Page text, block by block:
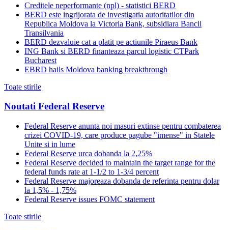
Creditele neperformante (npl) - statistici BERD
BERD este ingrijorata de investigatia autoritatilor din
Republica Moldova la Victoria Bank, subsidiara Bancii
Transilvania
BERD dezvaluie cat a platit pe actiunile Piraeus Bank
ING Bank si BERD finanteaza parcul logistic CTPark
Bucharest
EBRD hails Moldova banking breakthrough
Toate stirile
Noutati Federal Reserve
Federal Reserve anunta noi masuri extinse pentru combaterea
crizei COVID-19, care produce pagube "imense" in Statele
Unite si in lume
Federal Reserve urca dobanda la 2,25%
Federal Reserve decided to maintain the target range for the
federal funds rate at 1-1/2 to 1-3/4 percent
Federal Reserve majoreaza dobanda de referinta pentru dolar
la 1,5% - 1,75%
Federal Reserve issues FOMC statement
Toate stirile